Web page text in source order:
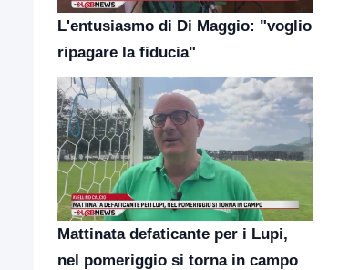
L'entusiasmo di Di Maggio: "voglio
ripagare la fiducia"
Mattinata defaticante per i Lupi,
nel pomeriggio si torna in campo